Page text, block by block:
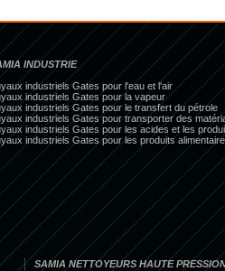
INDUSTRIE
industriels Gates pour l'eau et l'air
industriels Gates pour la vapeur
industriels Gates pour le transfert du pétrole
industriels Gates pour transporter des
industriels Gates pour les acides et les
industriels Gates pour les produits
SAMIA NETTOYEURS HAUTE